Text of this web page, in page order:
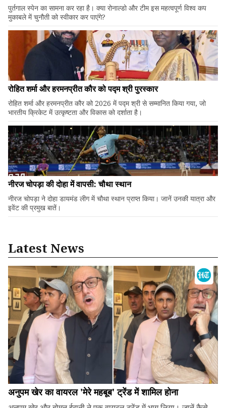
पुर्तगाल स्पेन का सामना कर रहा है। क्या रोनाल्डो और टीम इस महत्वपूर्ण विश्व कप
मुकाबले में चुनौती को स्वीकार कर पाएंगे?
रोहित शर्मा और हरमनप्रीत कौर को पद्म श्री पुरस्कार
रोहित शर्मा और हरमनप्रीत कौर को 2026 में पद्म श्री से सम्मानित किया गया, जो
भारतीय क्रिकेट में उत्कृष्टता और विकास को दर्शाता है।
नीरज चोपड़ा की दोहा में वापसी: चौथा स्थान
नीरज चोपड़ा ने दोहा डायमंड लीग में चौथा स्थान प्राप्त किया। जानें उनकी यात्रा और
इवेंट की प्रमुख बातें।
Latest News
अनुपम खेर का वायरल 'मेरे महबूब' ट्रेंड में शामिल होना